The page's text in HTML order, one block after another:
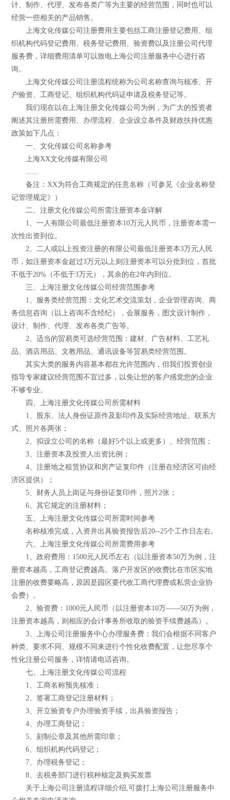
计、制作、代理、发布各类广等为主要的经营范围，同时也可以
经营一些相关的产品销售。
上海文化传媒公司注册费用主要包括工商注册登记费用、组
织机构代码登记费用、税务登记费用、验资费以及注册公司代理
服务费，详细费用清单可以致电上海公司注册服务中心进行咨
询。
上海文化传媒公司注册流程统称为公司名称查询与核准、开
户验资、工商登记、组织机构代码证申请及税务登记等。
我们现在以在上海注册文化传媒公司为例，为广大的投资者
阐述其注册所需费用、办理流程、企业设立条件及财政扶持优惠
政策如下几点：
一、文化传媒公司名称参考
上海XX文化传媒有限公司
备注：XX为符合工商规定的任意名称（可参见《企业名称登
记管理规定》）
二、注册文化传媒公司所需注册资本金详解
1、一人有限公司最低注册资本10万元人民币，注册资本需一
次性出资到位。
2、二人或以上投资注册的有限公司最低注册资本3万元人民
币，如注册资本金超过3万元以上则注册资本可以分批到位，首批
不低于20%（不低于3万元），其余的在2年内到位。
三、上海注册文化传媒公司经营范围参考
1、服务类经营范围：文化艺术交流策划，企业管理咨询、商
务信息咨询（以上咨询不含经纪），会展服务，图文设计制作，
设计、制作、代理、发布各类广告等。
2、适当的贸易类可选经营范围：建材、广告材料、工艺礼
品、酒店用品、文教用品、通讯设备等贸易类经营范围。
其实大类的服务内容基本都在允许范围内，但我们投资创业
指导专家建议经营范围不宜过多，以免让您的客户感觉您的企业
不够专业。
四、上海注册文化传媒公司所需材料
1、股东、法人身份证原件及影印件及实际经营地址、联系方
式、照片各两张；
2、拟设立公司的名称（最好5个以上或更多）、经营范围；
3、注册资本及投资人出资比例；
4、注册地之租赁协议和房产证复印件（注册在经济区可由经
济区提供）；
5、财务人员上岗证与身份证复印件，照片2张；
6、其它规定的注册材料；
五、上海注册文化传媒公司所需时间参考
名称核准完成，入资并出具验资报告后20--25个工作日左右。
六、上海注册文化传媒公司所需费用参考
1、政府费用：1500元人民币左右（以注册资本50万为例，注
册资本越高，工商登记费越高。落户开发区的收费比在市区实地
注册的收费要略高，原因是园区要代收工商代理费或私营企业协
会费）。
2、验资费：1000元人民币（以注册资本10万——50万为例，
注册资本越高，则相应的会计事务所收取的验资手续费越高）。
3、上海公司注册服务中心办理服务费：我们会根据不同客户
种类、要求不同、规模不同来进行个性化收费配置，让您尽享个
性化注册公司服务，详情请电话咨询。
七、上海注册文化传媒公司流程
1、工商名称预先核准；
2、签署工商登记注册材料；
3、开立验资专户办理验资手续，出具验资报告；
4、办理工商登记；
5、刻制公章及其他所需印章；
6、组织机构代码登记；
7、办理税务登记；
8、去税务部门进行税种核定及购买发票
关于上海公司注册流程详细介绍,可拨打上海公司注册服务中